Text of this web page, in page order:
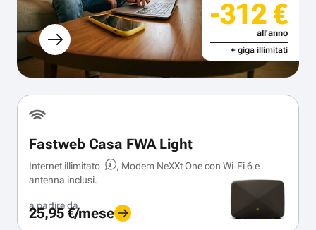
-312 €
all'anno
+ giga illimitati
Fastweb Casa FWA Light
Internet illimitato
, Modem NeXXt One con Wi‑Fi 6 e
antenna inclusi.
a partire da
25,95 €/mese